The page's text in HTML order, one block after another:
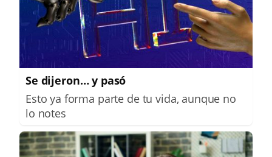
Se dijeron… y pasó
Esto ya forma parte de tu vida, aunque no
lo notes